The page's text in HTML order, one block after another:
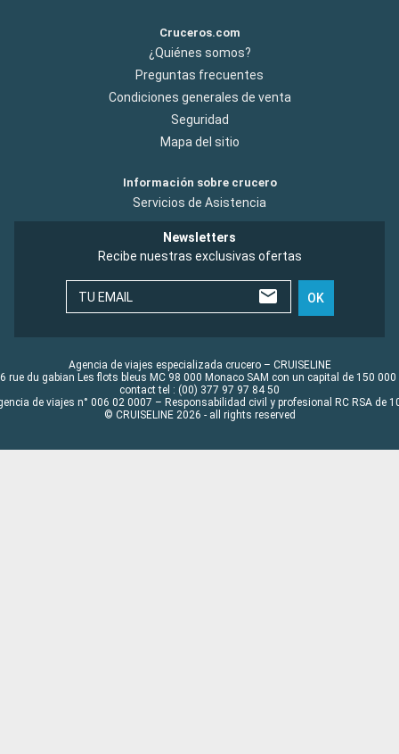
Cruceros.com
¿Quiénes somos?
Preguntas frecuentes
Condiciones generales de venta
Seguridad
Mapa del sitio
Información sobre crucero
Servicios de Asistencia
Newsletters
Recibe nuestras exclusivas ofertas
TU EMAIL OK
Agencia de viajes especializada crucero – CRUISELINE
rue du gabian Les flots bleus MC 98 000 Monaco SAM con un capital de 150 000
contact tel : (00) 377 97 97 84 50
de viajes n° 006 02 0007 – Responsabilidad civil y profesional RC RSA de
© CRUISELINE 2026 - all rights reserved